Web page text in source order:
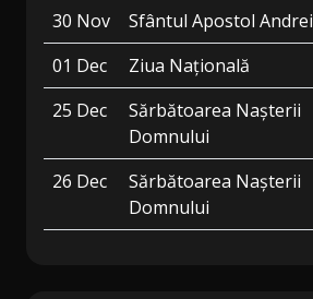
30 Nov
Sfântul Apostol Andrei
01 Dec
Ziua Națională
25 Dec
Sărbătoarea Nașterii
Domnului
26 Dec
Sărbătoarea Nașterii
Domnului